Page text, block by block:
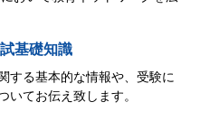
基礎知識
する基本的な情報や、受験に
いてお伝え致します。